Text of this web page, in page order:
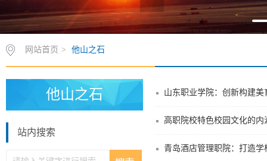
网站首页 > 他山之石
他山之石
站内搜索
山东职业学院：创新构建
高职院校特色校园文化的
青岛酒店管理职院：打造